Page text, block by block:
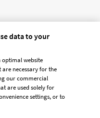
data to your
optimal website
are necessary for the
our commercial
are used solely for
settings, or to